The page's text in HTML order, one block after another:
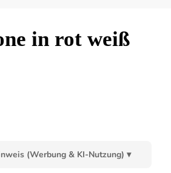
Halloween
in rot weiß
(Werbung & KI-Nutzung) ▾